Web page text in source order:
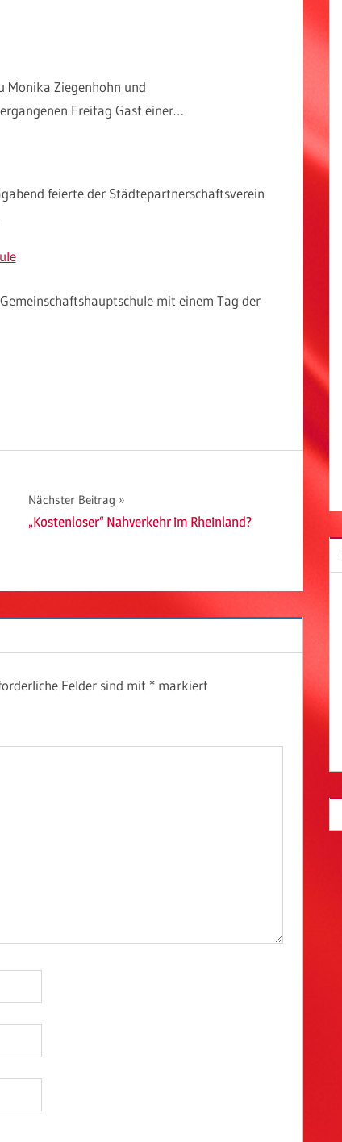
Monika Ziegenhohn und
Freitag Gast einer…
feierte der Städtepartnerschaftsverein
mit einem Tag der
Nächster Beitrag
„Kostenloser“ Nahverkehr im Rheinland?
Felder sind mit * markiert